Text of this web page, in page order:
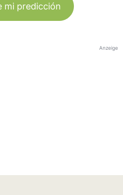
mi predicción
Anzeige